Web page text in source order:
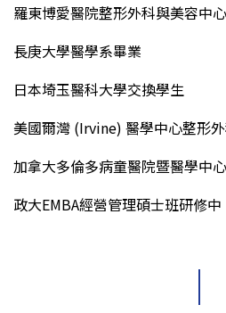
羅東博愛醫院整形外科與美容中
長庚大學醫學系畢業
日本埼玉醫科大學交換學生
美國爾灣 (Irvine) 醫學中心整形
加拿大多倫多病童醫院暨醫學中
政大EMBA經營管理碩士班研修中